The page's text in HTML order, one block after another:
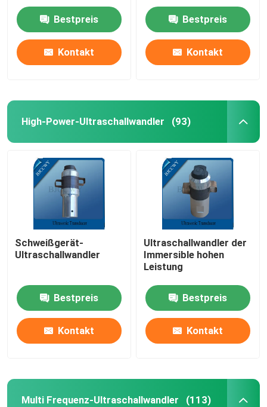
Bestpreis
Kontakt
Bestpreis
Kontakt
High-Power-Ultraschallwandler (93)
Schweißgerät-
Ultraschallwandler
Bestpreis
Kontakt
Ultraschallwandler der
Immersible hohen
Leistung
Bestpreis
Kontakt
Multi Frequenz-Ultraschallwandler (113)